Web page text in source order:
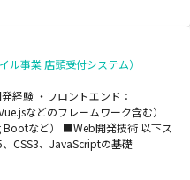
ル事業 店頭受付システム）
経験 ・フロントエンド：
などのフレームワーク含む）
Bootなど） ■Web開発技術 以下ス
CSS3、JavaScriptの基礎